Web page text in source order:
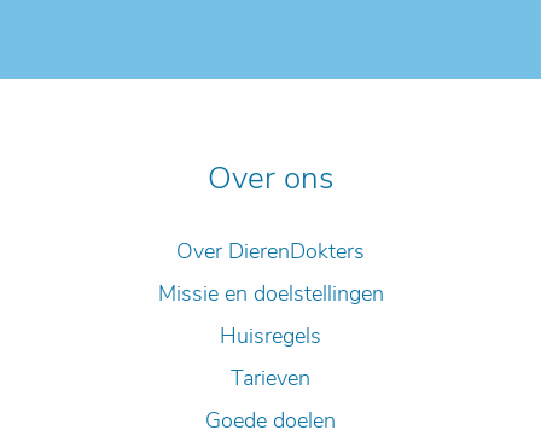
Over ons
Over DierenDokters
Missie en doelstellingen
Huisregels
Tarieven
Goede doelen